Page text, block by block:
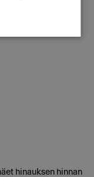
hinauksen hinnan